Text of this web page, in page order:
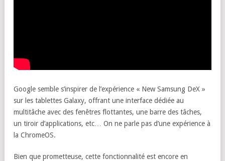
Google semble s’inspirer de l’expérience « New Samsung DeX »
sur les tablettes Galaxy, offrant une interface dédiée au
multitâche avec des fenêtres flottantes, une barre des tâches,
un tiroir d’applications, etc… On ne parle pas d’une expérience à
la ChromeOS.
Bien que prometteuse, cette fonctionnalité est encore en